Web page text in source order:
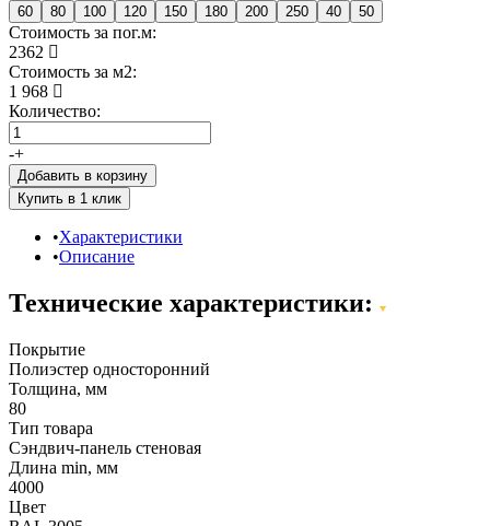
60 80 100 120 150 180 200 250 40 50
Стоимость за пог.м:
2362
Стоимость за м2:
1 968
Количество:
-+
Добавить в корзину
Характеристики
Описание
Технические характеристики:
Покрытие
Полиэстер односторонний
Толщина, мм
80
Тип товара
Сэндвич-панель стеновая
Длина min, мм
4000
Цвет